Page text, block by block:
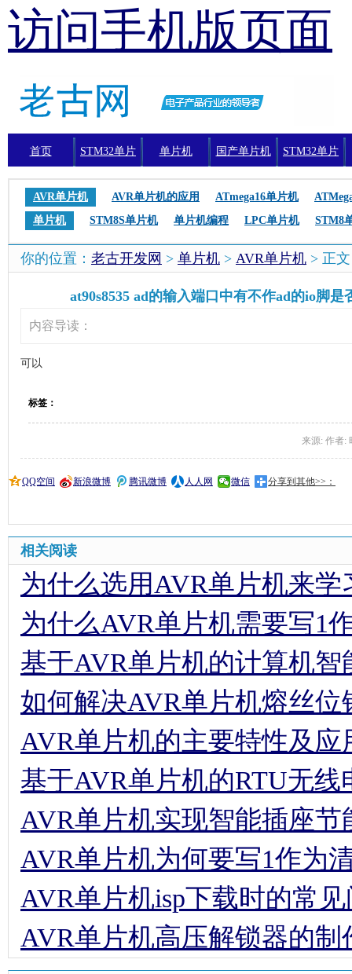
访问手机版页面
首页 STM32单片 单片机 国产单片机 STM32单片
AVR单片机
AVR单片机的应用 ATmega16单片机
单片机
STM8S单片机 单片机编程 LPC单片机 STM8
你的位置： 老古开发网 > 单片机 > AVR单片机 > 正
at90s8535 ad的输入端口中有不作ad的io脚
内容导读：
可以
标签：
来源: 作者:
QQ空间 新浪微博 腾讯微博 人人网 微信 分享到其他>>：
相关阅读
为什么选用AVR单片机来学
为什么AVR单片机需要写1
基于AVR单片机的计算机
如何解决AVR单片机熔丝位
AVR单片机的主要特性及应
基于AVR单片机的RTU无
AVR单片机实现智能插座节
AVR单片机为何要写1作为
AVR单片机isp下载时的常
AVR单片机高压解锁器的制